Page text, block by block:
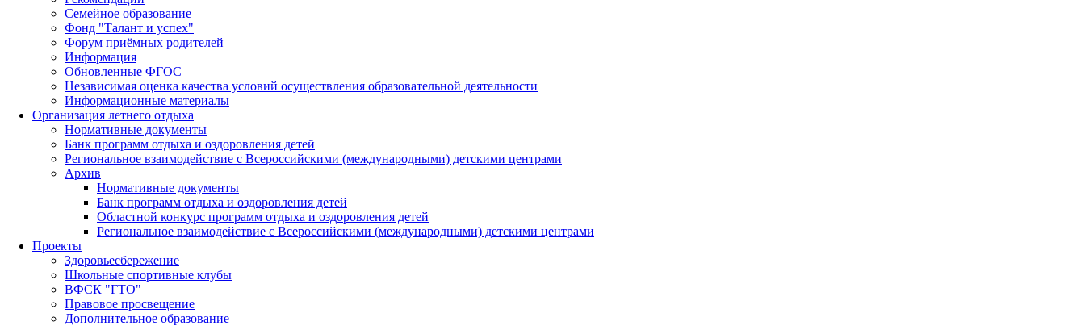
Семейное образование
Фонд "Талант и успех"
Форум приёмных родителей
Информация
Обновленные ФГОС
Независимая оценка качества условий осуществления образовательной деятельности
Информационные материалы
Организация летнего отдыха
Нормативные документы
Банк программ отдыха и оздоровления детей
Региональное взаимодействие с Всероссийскими (международными) детскими центрами
Архив
Нормативные документы
Банк программ отдыха и оздоровления детей
Областной конкурс программ отдыха и оздоровления детей
Региональное взаимодействие с Всероссийскими (международными) детскими центрами
Проекты
Здоровьесбережение
Школьные спортивные клубы
ВФСК "ГТО"
Правовое просвещение
Дополнительное образование